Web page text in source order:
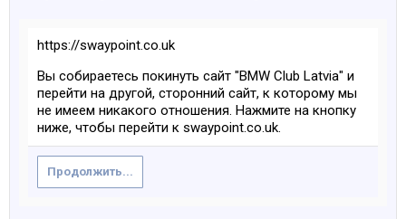
https://swaypoint.co.uk
Вы собираетесь покинуть сайт "BMW Club Latvia" и
перейти на другой, сторонний сайт, к которому мы
не имеем никакого отношения. Нажмите на кнопку
ниже, чтобы перейти к swaypoint.co.uk.
Продолжить...